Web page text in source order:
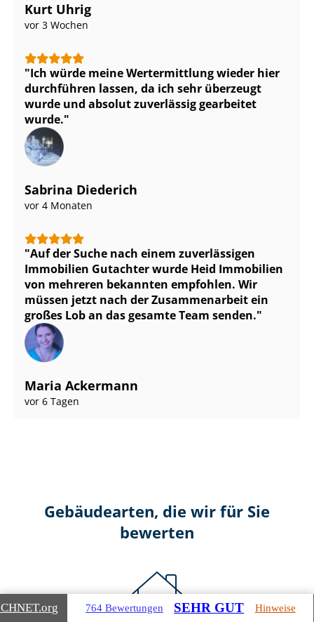
Kurt Uhrig
vor 3 Wochen
Ich würde meine Wertermittlung wieder hier
durchführen lassen, da ich sehr überzeugt
wurde und absolut zuverlässig gearbeitet
wurde.
Sabrina Diederich
vor 4 Monaten
Auf der Suche nach einem zuverlässigen
Immobilien Gutachter wurde Heid Immobilien
von mehreren bekannten empfohlen. Wir
müssen jetzt nach der Zusammenarbeit ein
großes Lob an das gesamte Team senden.
Maria Ackermann
vor 6 Tagen
Gebäudearten, die wir für Sie
bewerten
.org 764 Bewertungen SEHR GUT Hinweise